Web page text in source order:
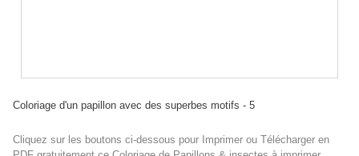
Coloriage d'un papillon avec des superbes motifs - 5
Cliquez sur les boutons ci-dessous pour Imprimer ou Télécharger en